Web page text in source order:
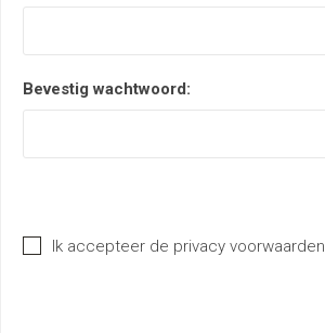
Bevestig wachtwoord:
Ik accepteer de privacy voorwaarden